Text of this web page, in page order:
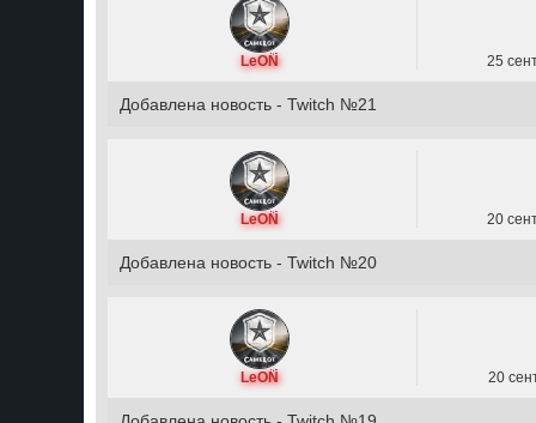
LeON 25
Добавлена новость - Twitch №21
LeON 20
Добавлена новость - Twitch №20
LeON 20